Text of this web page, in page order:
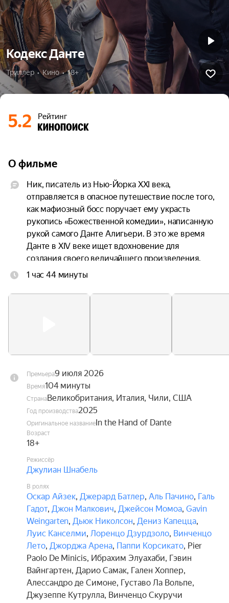
Кодекс Данте
Триллер  •  Кино  •  18+
5.2 Рейтинг
О фильме
Ник, писатель из Нью-Йорка XXI века,
отправляется в опасное путешествие после того,
как мафиозный босс поручает ему украсть
рукопись «Божественной комедии», написанную
рукой самого Данте Алигьери. В это же время
Данте в XIV веке ищет вдохновение для
создания своего величайшего произведения.
Каждого из мужчин неосознанно связывает
красотой и божественным.
1 час 44 минуты
Премьера9 июля 2026
Время104 минуты
СтранаВеликобритания, Италия, Чили, США
Год производства2025
Оригинальное названиеIn the Hand of Dante
Возраст
18+
Режиссёр
Джулиан Шнабель
В ролях
Оскар Айзек, Джерард Батлер, Аль Пачино, Галь
Гадот, Джон Малкович, Джейсон Момоа, Gavin
Weingarten, Дьюк Николсон, Дениз Капецца,
Луис Канселми, Лоренцо Дзурдзоло, Винченцо
Лето, Джорджа Арена, Паппи Корсикато, Pier
Paolo De Minicis, Ибрахим Элуахаби, Гэвин
Вайнгартен, Дарио Самак, Гален Хоппер,
Алессандро де Симоне, Густаво Ла Вольпе,
Джузеппе Кутрулла, Винченцо Скуручи